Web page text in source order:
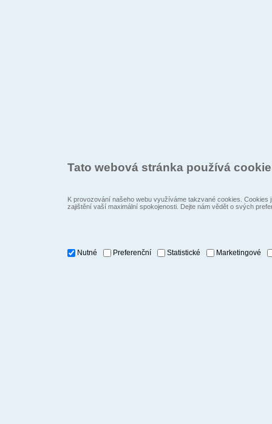
Tato webová stránka používá
K provozování našeho webu využíváme takzvané cookies.
zajištění vaší maximální spokojenosti. Dejte nám vědět o svých
Nutné Preferenční Statistické Marketingové